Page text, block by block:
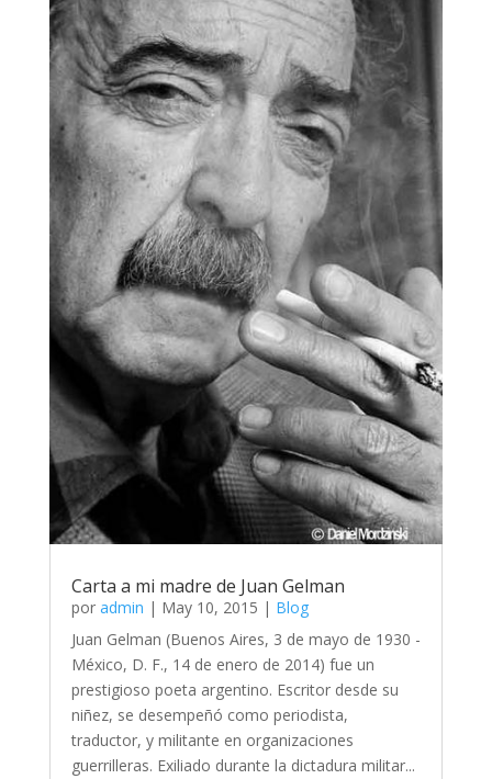
Carta a mi madre de Juan Gelman
por admin | May 10, 2015 | Blog
Juan Gelman (Buenos Aires, 3 de mayo de 1930 -
México, D. F., 14 de enero de 2014) fue un
prestigioso poeta argentino. Escritor desde su
niñez, se desempeñó como periodista,
traductor, y militante en organizaciones
guerrilleras. Exiliado durante la dictadura militar...